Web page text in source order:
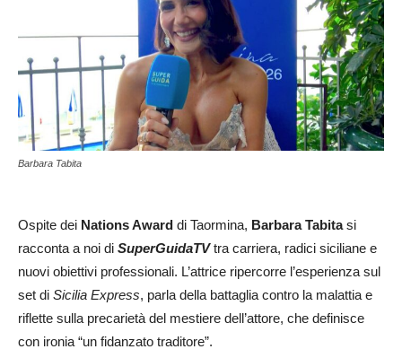
Barbara Tabita
Ospite dei Nations Award di Taormina, Barbara Tabitasi
racconta a noi di SuperGuidaTVtra carriera, radici siciliane e
nuovi obiettivi professionali. L’attrice ripercorre l’esperienza sul
set di Sicilia Express, parla della battaglia contro la malattia e
riflette sulla precarietà del mestiere dell’attore, che definisce
con ironia “un fidanzato traditore”.